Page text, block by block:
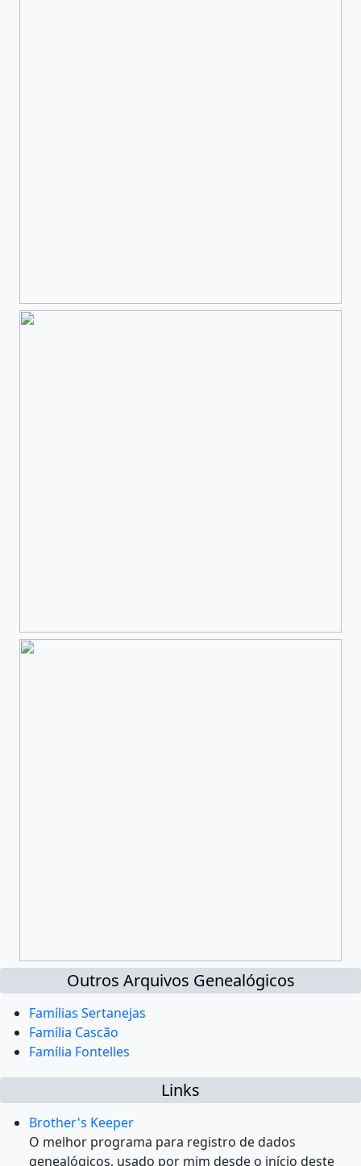
Outros Arquivos Genealógicos
Famílias Sertanejas
Família Cascão
Família Fontelles
Links
Brother's Keeper
O melhor programa para registro de dados
genealógicos, usado por mim desde o início deste